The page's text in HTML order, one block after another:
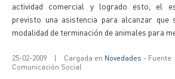
actividad comercial y logrado esto, el
previsto una asistencia para alcanzar que
modalidad de terminación de animales para
25-02-2009 | Cargada en Novedades -
Comunicación Social